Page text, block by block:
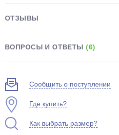
ОТЗЫВЫ
ВОПРОСЫ И ОТВЕТЫ(6)
Сообщить о поступлении
Где купить?
Как выбрать размер?